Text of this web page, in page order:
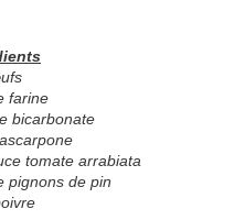
farine
bicarbonate
tomate arrabiata
pignons de pin